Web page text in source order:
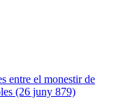
entre el monestir de
(26 juny 879)